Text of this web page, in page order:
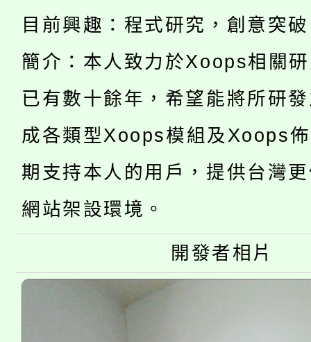
場熱烈登場!
8/21下午1時於龍潭區
徵才活動。
YOUNG桃局內行報名
局官網。
8月14至27日，桃園電
開!
田徑場及游泳池舉行。
桃園市低收入戶享有免
半價優惠，詳情可洽有
者。
大園自造教育及科技中
份教師增能研習
大溪自造教育及科技中
份教師研習
淨零綠生活教案入校路
會
115年食農教育專業人
目前興趣：程式研究，創意突
簡介：本人致力於Xoops相關
已有數十餘年，希望能將所研
成各類型Xoops模組及Xoops
期支持本人的用戶，提供台灣
網站架設環境。
開發者相片